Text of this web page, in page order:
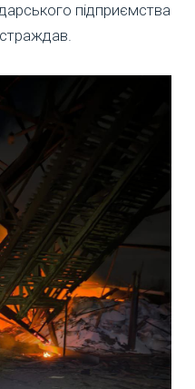
підприємства